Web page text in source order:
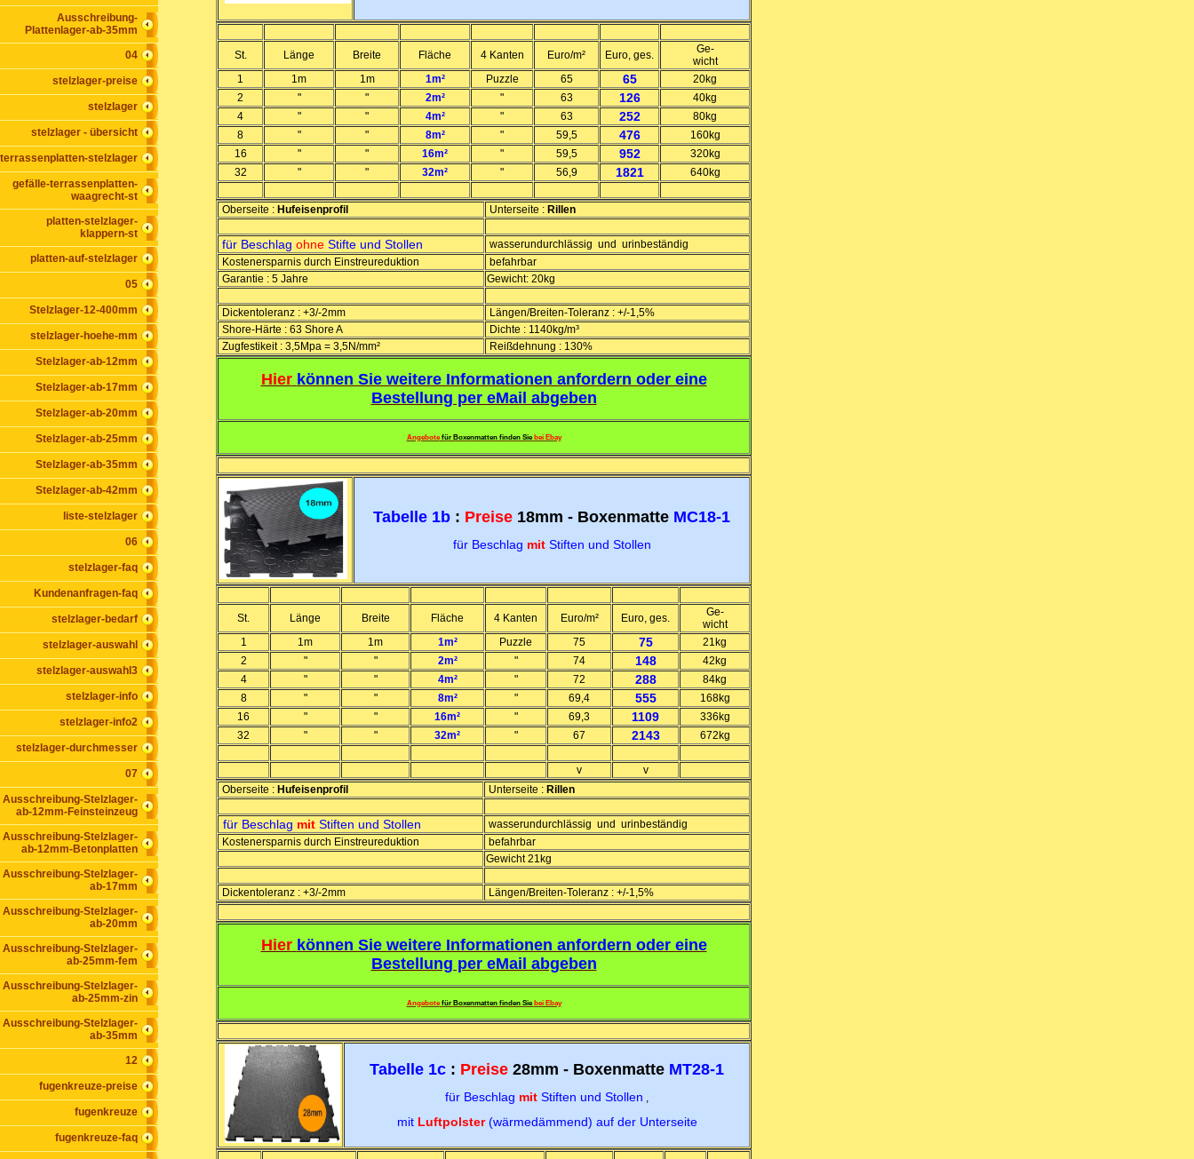
Ausschreibung-
Plattenlager-ab-35mm
04
stelzlager-preise
stelzlager
stelzlager - übersicht
terrassenplatten-stelzlager
gefälle-terrassenplatten-
waagrecht-st
platten-stelzlager-
klappern-st
platten-auf-stelzlager
05
Stelzlager-12-400mm
stelzlager-hoehe-mm
Stelzlager-ab-12mm
Stelzlager-ab-17mm
Stelzlager-ab-20mm
Stelzlager-ab-25mm
Stelzlager-ab-35mm
Stelzlager-ab-42mm
liste-stelzlager
06
stelzlager-faq
Kundenanfragen-faq
stelzlager-bedarf
stelzlager-auswahl
stelzlager-auswahl3
stelzlager-info
stelzlager-info2
stelzlager-durchmesser
07
Ausschreibung-Stelzlager-
ab-12mm-Feinsteinzeug
Ausschreibung-Stelzlager-
ab-12mm-Betonplatten
Ausschreibung-Stelzlager-
ab-17mm
Ausschreibung-Stelzlager-
ab-20mm
Ausschreibung-Stelzlager-
ab-25mm-fem
Ausschreibung-Stelzlager-
ab-25mm-zin
Ausschreibung-Stelzlager-
ab-35mm
12
fugenkreuze-preise
fugenkreuze
fugenkreuze-faq
St. Länge Breite Fläche 4 Kanten Euro/m² Euro, ges.
Ge-
wicht
1
1m 1m 1m² Puzzle 65 65
20kg
2
" " 2m² " 63 126
40kg
4
" " 4m² " 63 252
80kg
8
" " 8m² " 59,5 476
160kg
16
" " 16m² " 59,5 952
320kg
32
" " 32m² " 56,9 1821 640kg
Oberseite : Hufeisenprofil Unterseite : Rillen
für Beschlag ohne Stifte und Stollen
wasserundurchlässig und urinbeständig
Kostenersparnis durch Einstreureduktion
befahrbar
Garantie : 5 Jahre
Gewicht: 20kg
Dickentoleranz : +3/-2mm
Längen/Breiten-Toleranz : +/-1,5%
Shore-Härte : 63 Shore A
Dichte : 1140kg/m³
Zugfestikeit : 3,5Mpa = 3,5N/mm²
Reißdehnung : 130%
Hier können Sie weitere Informationen anfordern oder eine
Bestellung per eMail abgeben
Angebotefür Boxenmatten finden Sie bei Ebay
Tabelle 1b : Preise 18mm - Boxenmatte MC18-1
für Beschlag mit Stiften und Stollen
St. Länge Breite Fläche 4 Kanten Euro/m² Euro, ges.
Ge-
wicht
1
1m 1m 1m² Puzzle 75 75
21kg
2
" " 2m² " 74 148
42kg
4
" " 4m² " 72 288
84kg
8
" " 8m² " 69,4 555
168kg
16
" " 16m² " 69,3 1109
336kg
32
" " 32m² " 67 2143 672kg
v
v
Oberseite : Hufeisenprofil Unterseite : Rillen
für Beschlag mit Stiften und Stollen
wasserundurchlässig und urinbeständig
Kostenersparnis durch Einstreureduktion
befahrbar
Gewicht 21kg
Dickentoleranz : +3/-2mm Längen/Breiten-Toleranz : +/-1,5%
Hier können Sie weitere Informationen anfordern oder eine
Bestellung per eMail abgeben
Angebotefür Boxenmatten finden Sie bei Ebay
Tabelle 1c : Preise 28mm - Boxenmatte MT28-1
für Beschlag mit Stiften und Stollen ,
mit Luftpolster(wärmedämmend) auf der Unterseite